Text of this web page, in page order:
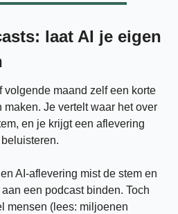
laat AI je eigen
volgende maand zelf een korte
Je vertelt waar het over
en je krijgt een aflevering
AI-aflevering mist de stem en
een podcast binden. Toch
mensen (lees: miljoenen